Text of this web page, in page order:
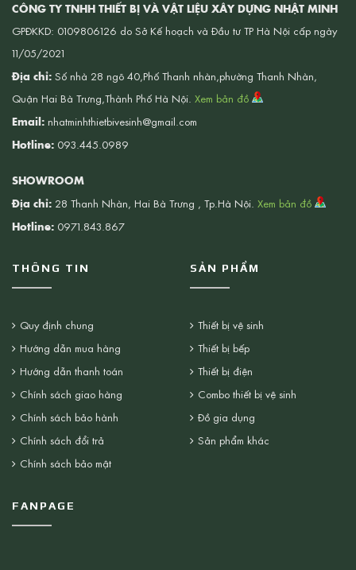
CÔNG TY TNHH THIẾT BỊ VÀ VẬT LIỆU XÂY DỰNG NHẬT MINH
GPĐKKD: 0109806126 do Sở Kế hoạch và Đầu tư TP Hà Nội cấp ngày
11/05/2021
Địa chỉ: Số nhà 28 ngõ 40,Phố Thanh nhàn,phường Thanh Nhàn,
Quận Hai Bà Trưng,Thành Phố Hà Nội. Xem bản đồ
Email: nhatminhthietbivesinh@gmail.com
Hotline: 093.445.0989
SHOWROOM
Địa chỉ: 28 Thanh Nhàn, Hai Bà Trưng , Tp.Hà Nội. Xem bản đồ
Hotline: 0971.843.867
THÔNG TIN
Quy định chung
Hướng dẫn mua hàng
Hướng dẫn thanh toán
Chính sách giao hàng
Chính sách bảo hành
Chính sách đổi trả
Chính sách bảo mật
SẢN PHẨM
Thiết bị vệ sinh
Thiết bị bếp
Thiết bị điện
Combo thiết bị vệ sinh
Đồ gia dụng
Sản phẩm khác
FANPAGE